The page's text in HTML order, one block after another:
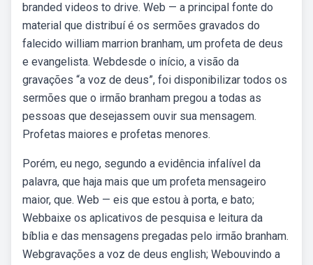
branded videos to drive. Web — a principal fonte do
material que distribuí é os sermões gravados do
falecido william marrion branham, um profeta de deus
e evangelista. Webdesde o início, a visão da
gravações “a voz de deus”, foi disponibilizar todos os
sermões que o irmão branham pregou a todas as
pessoas que desejassem ouvir sua mensagem.
Profetas maiores e profetas menores.
Porém, eu nego, segundo a evidência infalível da
palavra, que haja mais que um profeta mensageiro
maior, que. Web — eis que estou à porta, e bato;
Webbaixe os aplicativos de pesquisa e leitura da
bíblia e das mensagens pregadas pelo irmão branham.
Webgravações a voz de deus english; Webouvindo a